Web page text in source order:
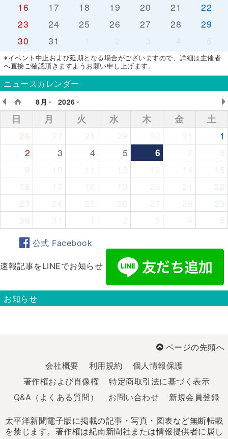
16
17 18 19 20 21
22
23
24 25 26 27 28
29
30
31 5
※イベント中止および延期となる場合がございますので、詳細は主催者
へ直接ご確認頂きますようお願い申し上げます。
ニュースカレンダー
8月
2026
日 月 火 水 木 金
土
26
1
2
3 4 5 6
8
9
15
16
22
23
29
30
5
公式 Facebook
速報記事をLINEでお知らせ
お知らせ
ページの先頭へ
会社概要
利用規約
個人情報保護
著作権および肖像権
特定商取引法に基づく表示
Q&A（よくある質問）
お問い合わせ 新規会員登録
太平洋新聞電子版に掲載の記事・写真・図表など無断転載
を禁じます。著作権は紀南新聞社または情報提供者に属し